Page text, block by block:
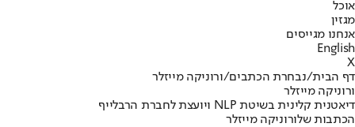
אוכל
מגזין
אנחנו מגייסים
English
X
דף הבית/נבחרת הכתבים/ורוניקה מייזלר
ורוניקה מייזלר
דיאטנית קלינית בשיטת NLP ויועצת לחברת הרבלייף
הכתבות שלורוניקה מייזלר